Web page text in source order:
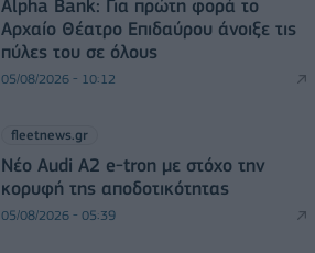
Alpha Bank: Για πρώτη φορά το
Αρχαίο Θέατρο Επιδαύρου άνοιξε τις
πύλες του σε όλους
05/08/2026 - 10:12
fleetnews.gr
Νέο Audi A2 e-tron με στόχο την
κορυφή της αποδοτικότητας
05/08/2026 - 05:39